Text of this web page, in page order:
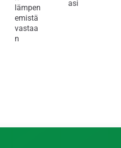
lämpen
emistä
vastaa
n
asi